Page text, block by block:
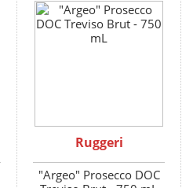
Ruggeri
"Argeo" Prosecco DOC